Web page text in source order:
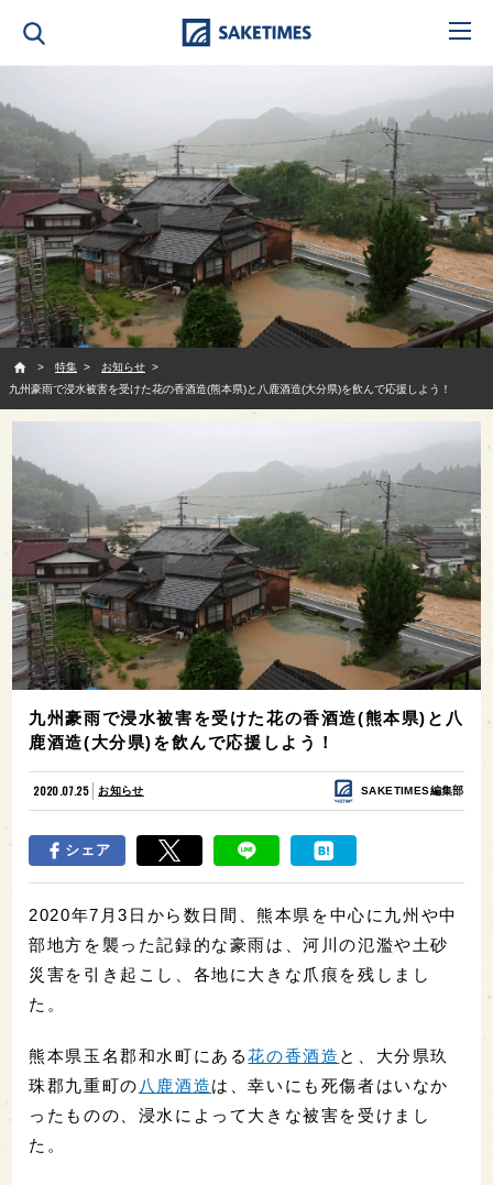
特集
お知らせ
九州豪雨で浸水被害を受けた花の香酒造(熊本県)と八鹿酒造(大分県)を飲んで応援しよう！
九州豪雨で浸水被害を受けた花の香酒造(熊本県)と八
鹿酒造(大分県)を飲んで応援しよう！
2020.07.25 お知らせ SAKETIMES編集部
シェア
2020年7月3日から数日間、熊本県を中心に九州や中
部地方を襲った記録的な豪雨は、河川の氾濫や土砂
災害を引き起こし、各地に大きな爪痕を残しまし
た。
熊本県玉名郡和水町にある花の香酒造 と、大分県玖
珠郡九重町の 八鹿酒造は、幸いにも死傷者はいなか
ったものの、浸水によって大きな被害を受けまし
た。